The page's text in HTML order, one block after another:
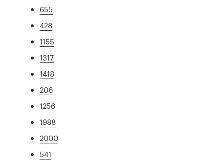
655
428
1155
1317
1418
206
1256
1988
2000
541